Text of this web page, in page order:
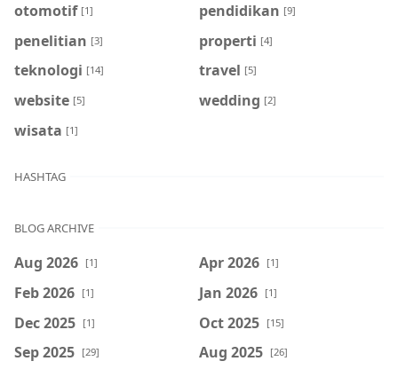
otomotif [1] pendidikan [9]
penelitian [3] properti [4]
teknologi [14] travel [5]
website [5] wedding [2]
wisata [1]
HASHTAG
BLOG ARCHIVE
Aug 2026 [1] Apr 2026 [1]
Feb 2026 [1] Jan 2026 [1]
Dec 2025 [1] Oct 2025 [15]
Sep 2025 [29] Aug 2025 [26]